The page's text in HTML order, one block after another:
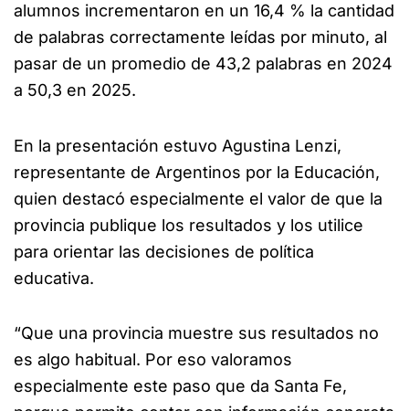
alumnos incrementaron en un 16,4 % la cantidad
de palabras correctamente leídas por minuto, al
pasar de un promedio de 43,2 palabras en 2024
a 50,3 en 2025.
En la presentación estuvo Agustina Lenzi,
representante de Argentinos por la Educación,
quien destacó especialmente el valor de que la
provincia publique los resultados y los utilice
para orientar las decisiones de política
educativa.
“Que una provincia muestre sus resultados no
es algo habitual. Por eso valoramos
especialmente este paso que da Santa Fe,